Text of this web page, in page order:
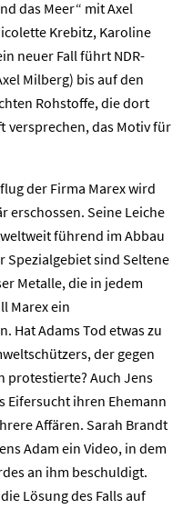
das Meer“ mit Axel
Krebitz, Karoline
neuer Fall führt NDR-
Milberg) bis auf den
Rohstoffe, die dort
versprechen, das Motiv für
der Firma Marex wird
erschossen. Seine Leiche
führend im Abbau
Spezialgebiet sind Seltene
Metalle, die in jedem
Marex ein
Hat Adams Tod etwas zu
der gegen
protestierte? Auch Jens
Eifersucht ihren Ehemann
Affären. Sarah Brandt
Adam ein Video, in dem
an ihm beschuldigt.
Lösung des Falls auf